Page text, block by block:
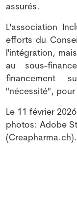
assurés.
L'association
efforts du
l'intégration,
au sous-
financement
"nécessité",
Le 11 février
photos: Adobe
(Creapharma.ch).